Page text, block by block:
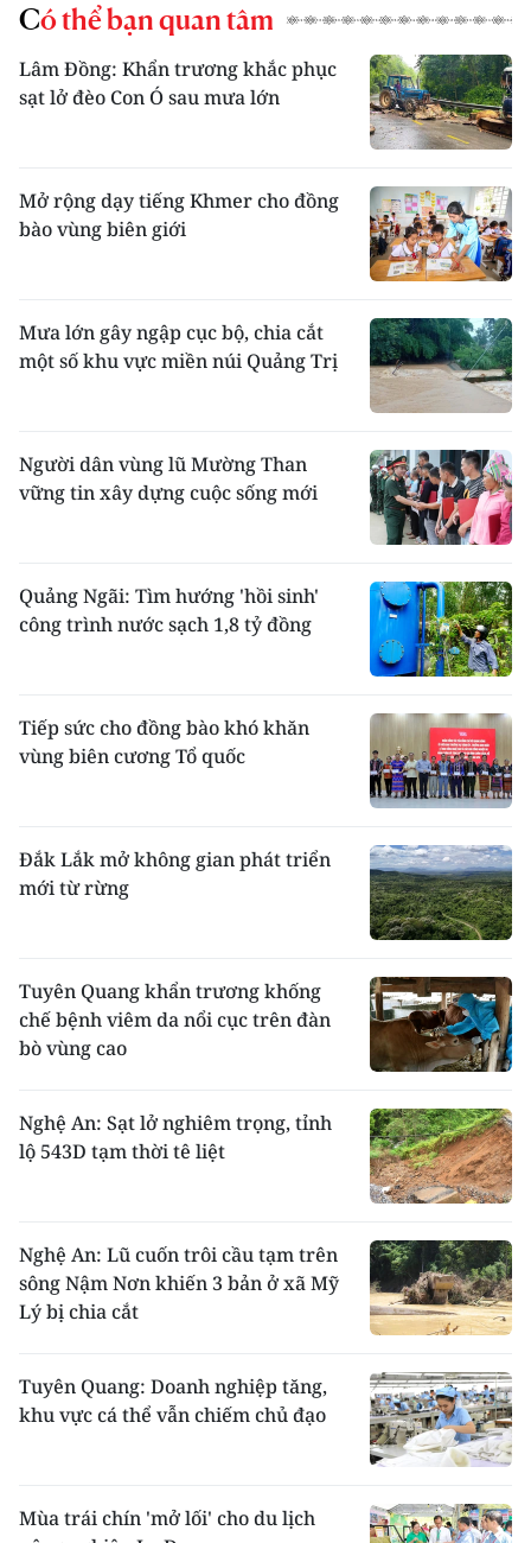
Có thể bạn quan tâm
Lâm Đồng: Khẩn trương khắc phục
sạt lở đèo Con Ó sau mưa lớn
Mở rộng dạy tiếng Khmer cho đồng
bào vùng biên giới
Mưa lớn gây ngập cục bộ, chia cắt
một số khu vực miền núi Quảng Trị
Người dân vùng lũ Mường Than
vững tin xây dựng cuộc sống mới
Quảng Ngãi: Tìm hướng 'hồi sinh'
công trình nước sạch 1,8 tỷ đồng
Tiếp sức cho đồng bào khó khăn
vùng biên cương Tổ quốc
Đắk Lắk mở không gian phát triển
mới từ rừng
Tuyên Quang khẩn trương khống
chế bệnh viêm da nổi cục trên đàn
bò vùng cao
Nghệ An: Sạt lở nghiêm trọng, tỉnh
lộ 543D tạm thời tê liệt
Nghệ An: Lũ cuốn trôi cầu tạm trên
sông Nậm Nơn khiến 3 bản ở xã Mỹ
Lý bị chia cắt
Tuyên Quang: Doanh nghiệp tăng,
khu vực cá thể vẫn chiếm chủ đạo
Mùa trái chín 'mở lối' cho du lịch